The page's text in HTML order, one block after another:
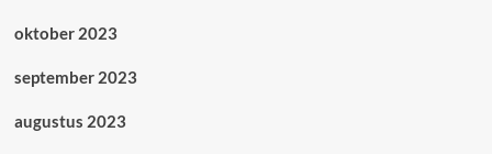
oktober 2023
september 2023
augustus 2023